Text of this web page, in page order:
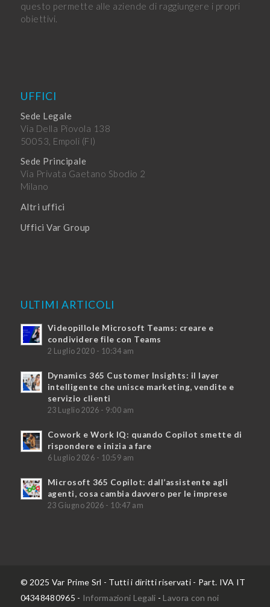
questo permette alle aziende di raggiungere i propri
obiettivi.
UFFICI
Sede Legale
Via Della Piovola 138
50053, Empoli (FI)
Sede Principale
Via Privata Gaetano Sbodio 2
Milano
Altri uffici
Uffici Var Group
ULTIMI ARTICOLI
Videopillole Microsoft Teams: creare e
condividere file con Teams
2 Luglio 2020 - 10:34 am
Dynamics 365 Customer Insights: il layer
intelligente che unisce marketing, vendite e
servizio clienti
23 Luglio 2026 - 9:00 am
Cowork e Work IQ: quando Copilot smette di
rispondere e inizia a fare
6 Luglio 2026 - 10:59 am
Microsoft 365 Copilot: dall’assistente agli
agenti, cosa cambia davvero per le imprese
23 Giugno 2026 - 10:47 am
© 2025 Var Prime Srl - Tutti i diritti riservati - Part. IVA IT
04348480965 - Informazioni Legali - Lavora con noi